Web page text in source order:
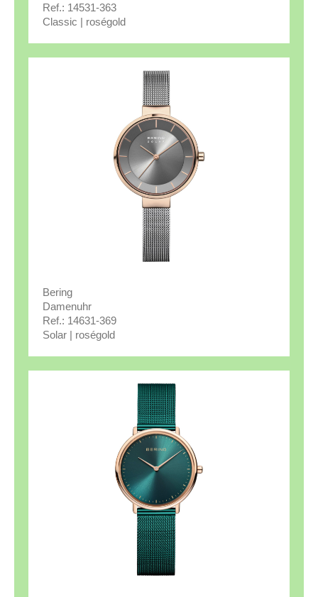
Ref.: 14531-363
Classic | roségold
Bering
Damenuhr
Ref.: 14631-369
Solar | roségold